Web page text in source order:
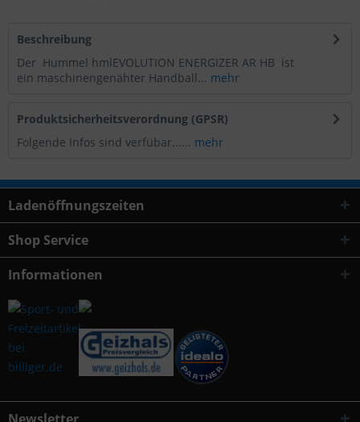
Beschreibung
Der Hummel hmlEVOLUTION ENERGIZER AR HB ist
ein maschinengenähter Handball... mehr
Produktsicherheitsverordnung (GPSR)
Folgende Infos sind verfübar...... mehr
Ladenöffnungszeiten
Shop Service
Informationen